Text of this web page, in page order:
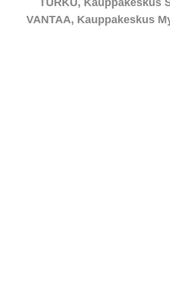
TURKU, Kauppakeskus
VANTAA, Kauppakeskus